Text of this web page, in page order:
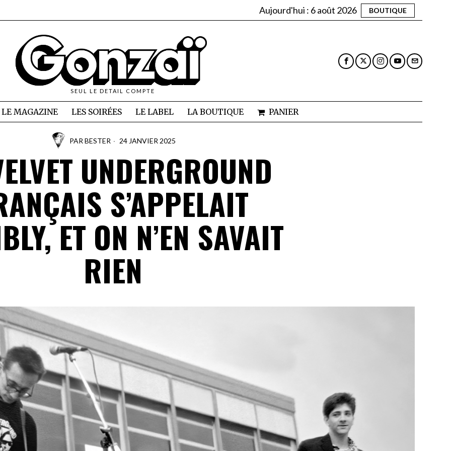
Aujourd'hui : 6 août 2026 BOUTIQUE
SEUL LE DETAIL COMPTE
LE MAGAZINE LES SOIRÉES LE LABEL LA BOUTIQUE PANIER
PAR BESTER 24 JANVIER 2025
UNDERGROUND
S’APPELAIT
ET ON N’EN SAVAIT
RIEN